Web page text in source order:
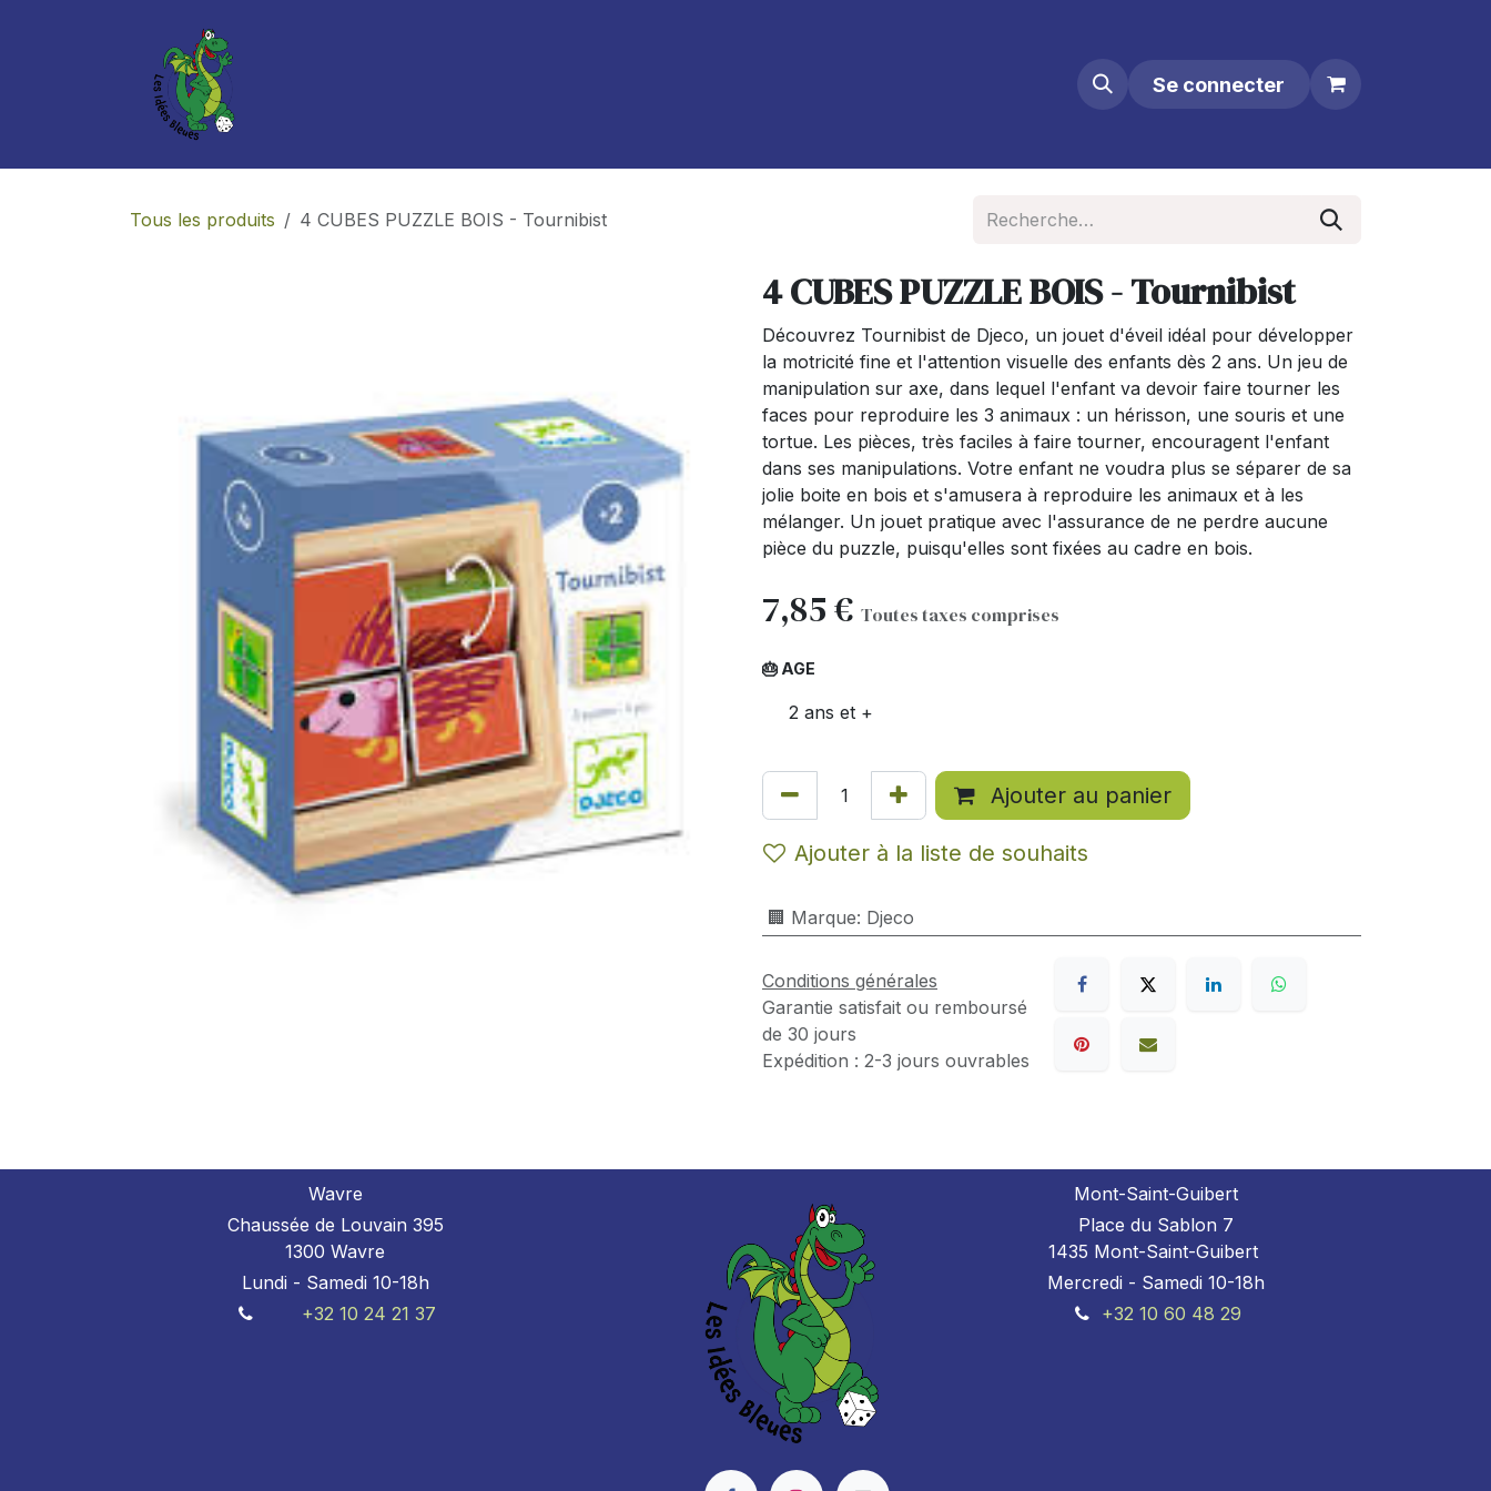
Se connecter
Tous les produits 4 CUBES PUZZLE BOIS - Tournibist
4 CUBES PUZZLE BOIS - Tournibist
Découvrez Tournibist de Djeco, un jouet d'éveil idéal pour développer
la motricité fine et l'attention visuelle des enfants dès 2 ans. Un jeu de
manipulation sur axe, dans lequel l'enfant va devoir faire tourner les
faces pour reproduire les 3 animaux : un hérisson, une souris et une
tortue. Les pièces, très faciles à faire tourner, encouragent l'enfant
dans ses manipulations. Votre enfant ne voudra plus se séparer de sa
jolie boite en bois et s'amusera à reproduire les animaux et à les
mélanger. Un jouet pratique avec l'assurance de ne perdre aucune
pièce du puzzle, puisqu'elles sont fixées au cadre en bois.
7,85€ Toutes taxes comprises
🎂 AGE
2 ans et +
Ajouter au panier
Ajouter à la liste de souhaits
🏢 Marque: Djeco
Conditions générales
Garantie satisfait ou remboursé
de 30 jours
Expédition : 2-3 jours ouvrables
Wavre
Chaussée de Louvain 395
1300 Wavre
Lundi - Samedi 10-18h
+32 10 24 21 37
Mont-Saint-Guibert
Place du Sablon 7
1435 Mont-Saint-Guibert
Mercredi - Samedi 10-18h
+32 10 60 48 29